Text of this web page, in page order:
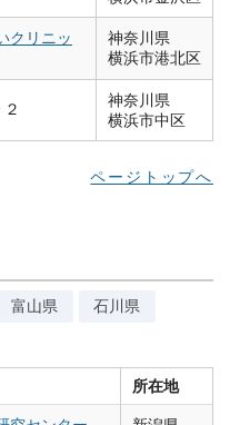
クリニッ
神奈川県
横浜市港北区
神奈川県
横浜市中区
ページトップへ
富山県 石川県
所在地